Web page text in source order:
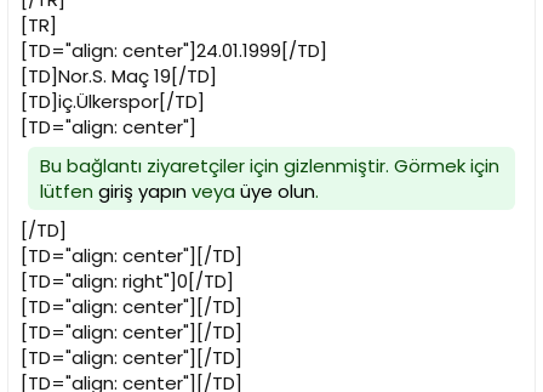
[TR]
[TD="align: center"]24.01.1999[/TD]
[TD]Nor.S. Maç 19[/TD]
[TD]iç.Ülkerspor[/TD]
[TD="align: center"]
Bu bağlantı ziyaretçiler için gizlenmiştir. Görmek için
lütfen giriş yapınveya üye olun.
[/TD]
[TD="align: center"][/TD]
[TD="align: right"]0[/TD]
[TD="align: center"][/TD]
[TD="align: center"][/TD]
[TD="align: center"][/TD]
[TD="align: center"][/TD]